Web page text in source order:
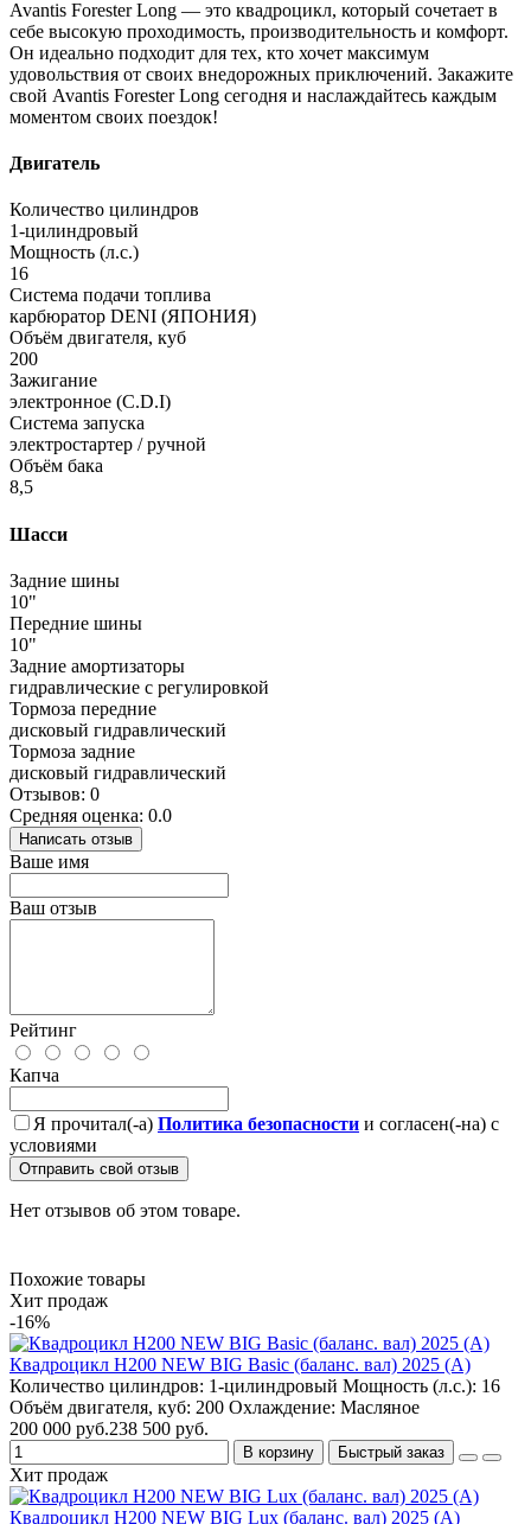
Avantis Forester Long — это квадроцикл, который сочетает в
себе высокую проходимость, производительность и комфорт.
Он идеально подходит для тех, кто хочет максимум
удовольствия от своих внедорожных приключений. Закажите
свой Avantis Forester Long сегодня и наслаждайтесь каждым
моментом своих поездок!
Двигатель
Количество цилиндров
1-цилиндровый
Мощность (л.с.)
16
Система подачи топлива
карбюратор DENI (ЯПОНИЯ)
Объём двигателя, куб
200
Зажигание
электронное (C.D.I)
Система запуска
электростартер / ручной
Объём бака
8,5
Шасси
Задние шины
10"
Передние шины
10"
Задние амортизаторы
гидравлические с регулировкой
Тормоза передние
дисковый гидравлический
Тормоза задние
дисковый гидравлический
Отзывов: 0
Средняя оценка: 0.0
Написать отзыв
Ваше имя
Ваш отзыв
Рейтинг
Капча
Я прочитал(-а) Политика безопасности и согласен(-на) с
условиями
Отправить свой отзыв
Нет отзывов об этом товаре.
Похожие товары
Хит продаж
-16%
Квадроцикл H200 NEW BIG Basic (баланс. вал) 2025 (A)
Количество цилиндров: 1-цилиндровый Мощность (л.с.): 16
Объём двигателя, куб: 200 Охлаждение: Масляное
200 000 руб.238 500 руб.
В корзину Быстрый заказ
Хит продаж
Квадроцикл H200 NEW BIG Lux (баланс. вал) 2025 (A)